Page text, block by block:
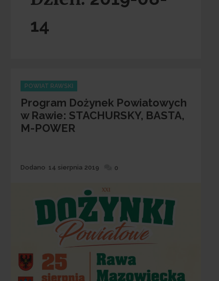
14
Categories
POWIAT RAWSKI
Program Dożynek Powiatowych
w Rawie: STACHURSKY, BASTA,
M-POWER
Dodane
Dodano 14 sierpnia 2019 0